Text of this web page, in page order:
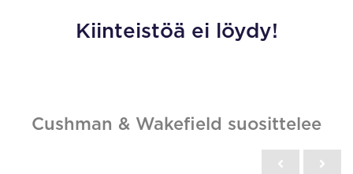
Kiinteistöä ei löydy!
Cushman & Wakefield suosittelee